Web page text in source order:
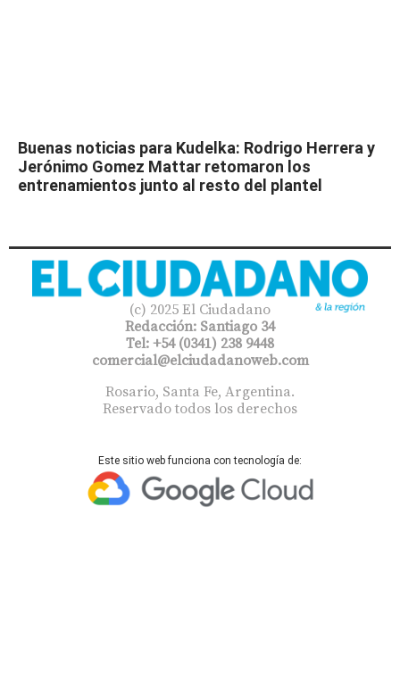
Buenas noticias para Kudelka: Rodrigo Herrera y
Jerónimo Gomez Mattar retomaron los
entrenamientos junto al resto del plantel
(c) 2025 El Ciudadano
Redacción: Santiago 34
Tel: +54 (0341) 238 9448
comercial@elciudadanoweb.com​
Rosario, Santa Fe, Argentina.
Reservado todos los derechos
Este sitio web funciona con tecnología de: